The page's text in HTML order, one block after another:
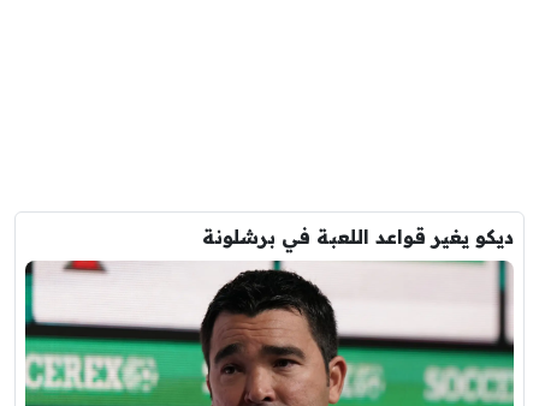
ديكو يغير قواعد اللعبة في برشلونة